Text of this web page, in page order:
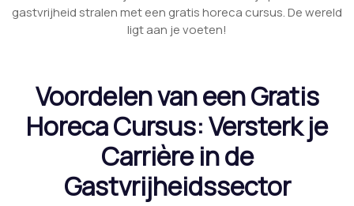
gastvrijheid stralen met een gratis horeca cursus. De wereld
ligt aan je voeten!
Voordelen van een Gratis
Horeca Cursus: Versterk je
Carrière in de
Gastvrijheidssector